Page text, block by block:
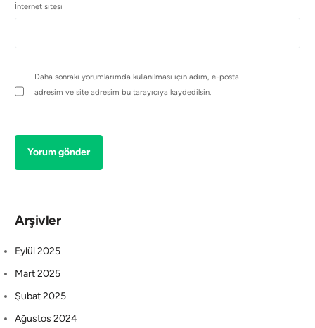
İnternet sitesi
Daha sonraki yorumlarımda kullanılması için adım, e-posta
adresim ve site adresim bu tarayıcıya kaydedilsin.
Arşivler
Eylül 2025
Mart 2025
Şubat 2025
Ağustos 2024